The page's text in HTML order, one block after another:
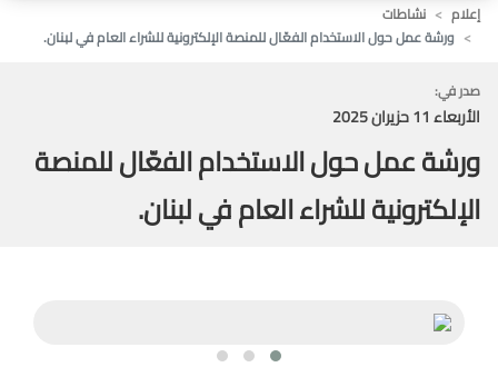
إعلام
نشاطات
ورشة عمل حول الاستخدام الفعّال للمنصة الإلكترونية للشراء العام في لبنان.
صدر في:
الأربعاء 11 حزيران 2025
ورشة عمل حول الاستخدام الفعّال للمنصة
الإلكترونية للشراء العام في لبنان.